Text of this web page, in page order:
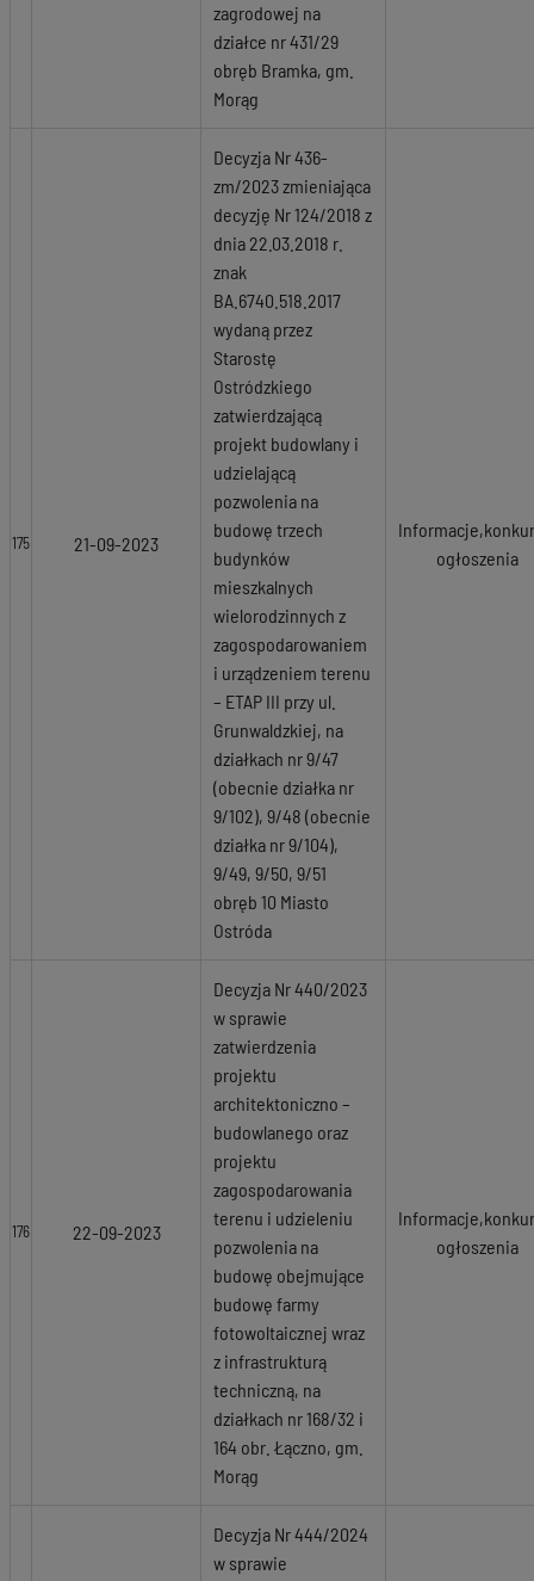
zagrodowej na
działce nr 431/29
obręb Bramka, gm.
Morąg
175 21-09-2023
Decyzja Nr 436-
zm/2023 zmieniająca
decyzję Nr 124/2018 z
dnia 22.03.2018 r.
znak
BA.6740.518.2017
wydaną przez
Starostę
Ostródzkiego
zatwierdzającą
projekt budowlany i
udzielającą
pozwolenia na
budowę trzech
budynków
mieszkalnych
wielorodzinnych z
zagospodarowaniem
i urządzeniem terenu
– ETAP III przy ul.
Grunwaldzkiej, na
działkach nr 9/47
(obecnie działka nr
9/102), 9/48 (obecnie
działka nr 9/104),
9/49, 9/50, 9/51
obręb 10 Miasto
Ostróda
ogłoszenia
176 22-09-2023
Decyzja Nr 440/2023
w sprawie
zatwierdzenia
projektu
architektoniczno –
budowlanego oraz
projektu
zagospodarowania
terenu i udzieleniu
pozwolenia na
budowę obejmujące
budowę farmy
fotowoltaicznej wraz
z infrastrukturą
techniczną, na
działkach nr 168/32 i
164 obr. Łączno, gm.
Morąg
ogłoszenia
Decyzja Nr 444/2024
w sprawie